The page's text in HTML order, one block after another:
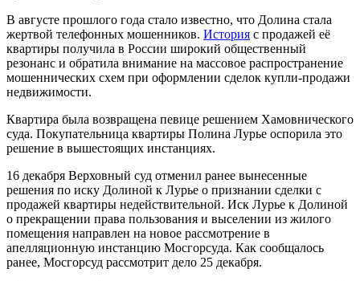
В августе прошлого года стало известно, что Долина стала
жертвой телефонных мошенников. История с продажей её
квартиры получила в России широкий общественный
резонанс и обратила внимание на массовое распространение
мошеннических схем при оформлении сделок купли-продажи
недвижимости.
Квартира была возвращена певице решением Хамовнического
суда. Покупательница квартиры Полина Лурье оспорила это
решение в вышестоящих инстанциях.
16 декабря Верховный суд отменил ранее вынесенные
решения по иску Долиной к Лурье о признании сделки с
продажей квартиры недействительной. Иск Лурье к Долиной
о прекращении права пользования и выселении из жилого
помещения направлен на новое рассмотрение в
апелляционную инстанцию Мосгорсуда. Как сообщалось
ранее, Мосгорсуд рассмотрит дело 25 декабря.